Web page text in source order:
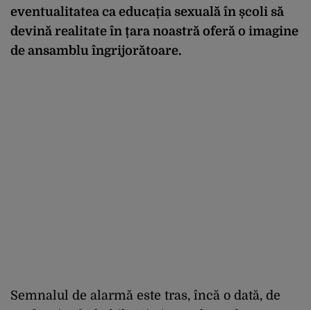
eventualitatea ca educația sexuală în școli să
devină realitate în țara noastră oferă o imagine
de ansamblu îngrijorătoare.
Semnalul de alarmă este tras, încă o dată, de